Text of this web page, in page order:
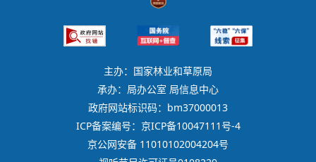
主办：国家林业和草原局
承办：局办公室 局信息中心
政府网站标识码：bm37000013
ICP备案编号：京ICP备10047111号-4
京公网安备 11010102004204号